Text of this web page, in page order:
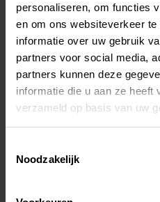
personaliseren, om functies
en om ons websiteverkeer
informatie over uw gebruik
partners voor social media,
partners kunnen deze
informatie die u aan ze heeft
verzameld op basis van uw
Noodzakelijk
NEEM CONTACT